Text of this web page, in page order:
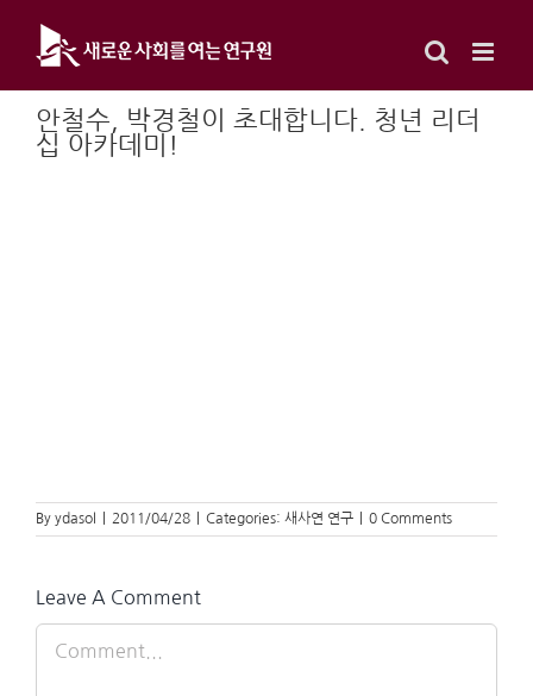
content
안철수, 박경철이 초대합니다. 청년 리더
십 아카데미!
By ydasol 2011/04/28 Categories: 새사연 연구 0 Comments
Leave A Comment